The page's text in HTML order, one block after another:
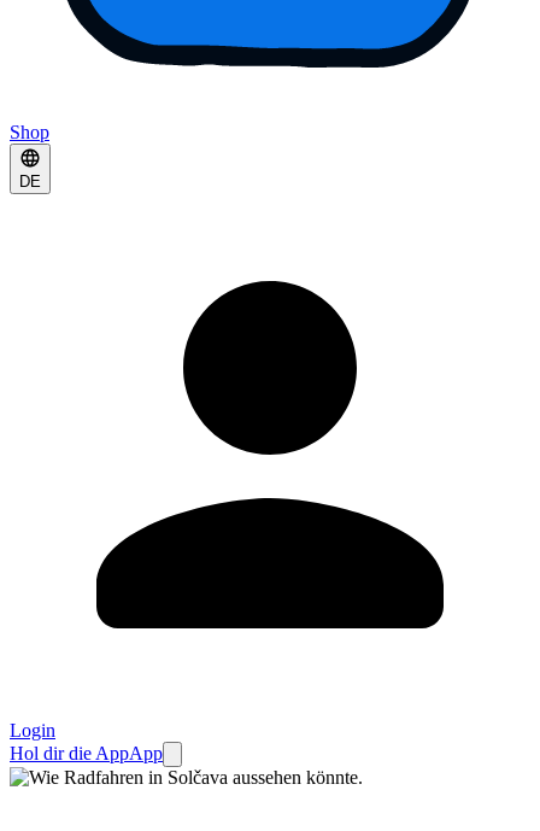
Shop
DE
Login
Hol dir die AppApp